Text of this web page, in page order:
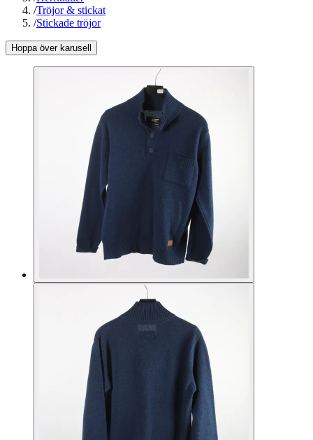
/Tröjor & stickat
/Stickade tröjor
Hoppa över karusell